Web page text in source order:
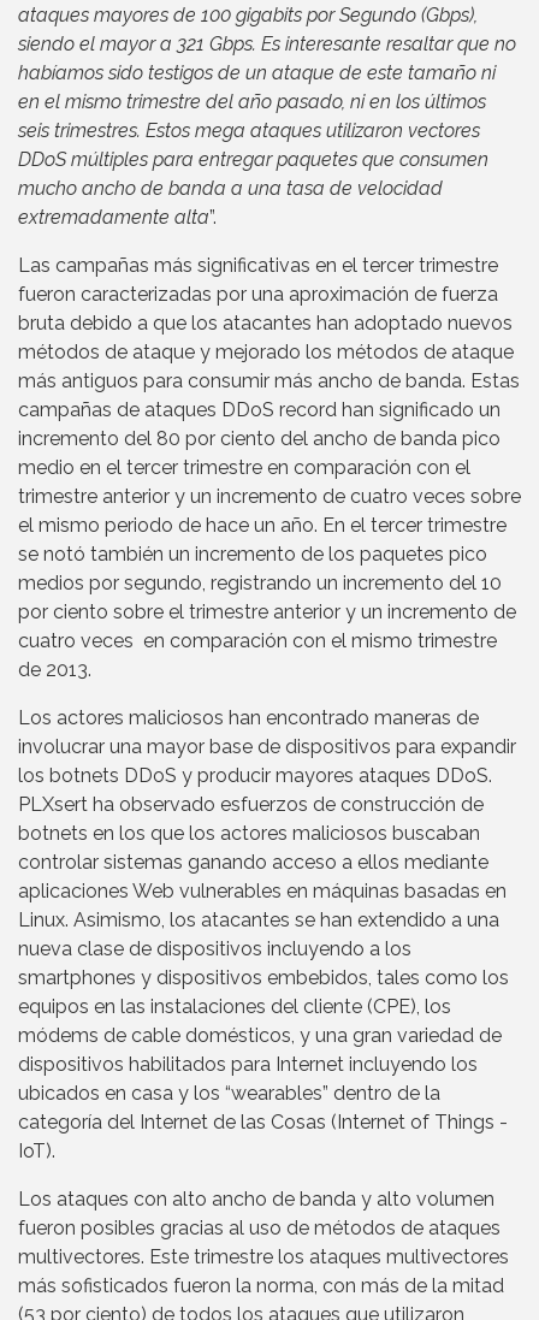
ataques mayores de 100 gigabits por Segundo (Gbps),
siendo el mayor a 321 Gbps. Es interesante resaltar que no
habíamos sido testigos de un ataque de este tamaño ni
en el mismo trimestre del año pasado, ni en los últimos
seis trimestres. Estos mega ataques utilizaron vectores
DDoS múltiples para entregar paquetes que consumen
mucho ancho de banda a una tasa de velocidad
extremadamente alta”.
Las campañas más significativas en el tercer trimestre
fueron caracterizadas por una aproximación de fuerza
bruta debido a que los atacantes han adoptado nuevos
métodos de ataque y mejorado los métodos de ataque
más antiguos para consumir más ancho de banda. Estas
campañas de ataques DDoS record han significado un
incremento del 80 por ciento del ancho de banda pico
medio en el tercer trimestre en comparación con el
trimestre anterior y un incremento de cuatro veces sobre
el mismo periodo de hace un año. En el tercer trimestre
se notó también un incremento de los paquetes pico
medios por segundo, registrando un incremento del 10
por ciento sobre el trimestre anterior y un incremento de
cuatro veces en comparación con el mismo trimestre
de 2013.
Los actores maliciosos han encontrado maneras de
involucrar una mayor base de dispositivos para expandir
los botnets DDoS y producir mayores ataques DDoS.
PLXsert ha observado esfuerzos de construcción de
botnets en los que los actores maliciosos buscaban
controlar sistemas ganando acceso a ellos mediante
aplicaciones Web vulnerables en máquinas basadas en
Linux. Asimismo, los atacantes se han extendido a una
nueva clase de dispositivos incluyendo a los
smartphones y dispositivos embebidos, tales como los
equipos en las instalaciones del cliente (CPE), los
módems de cable domésticos, y una gran variedad de
dispositivos habilitados para Internet incluyendo los
ubicados en casa y los “wearables” dentro de la
categoría del Internet de las Cosas (Internet of Things -
IoT).
Los ataques con alto ancho de banda y alto volumen
fueron posibles gracias al uso de métodos de ataques
multivectores. Este trimestre los ataques multivectores
más sofisticados fueron la norma, con más de la mitad
(53 por ciento) de todos los ataques que utilizaron